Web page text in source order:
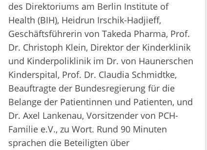
des Direktoriums am Berlin Institute of
Health (BIH), Heidrun Irschik-Hadjieff,
Geschäftsführerin von Takeda Pharma, Prof.
Dr. Christoph Klein, Direktor der Kinderklinik
und Kinderpoliklinik im Dr. von Haunerschen
Kinderspital, Prof. Dr. Claudia Schmidtke,
Beauftragte der Bundesregierung für die
Belange der Patientinnen und Patienten, und
Dr. Axel Lankenau, Vorsitzender von PCH-
Familie e.V., zu Wort. Rund 90 Minuten
sprachen die Beteiligten über